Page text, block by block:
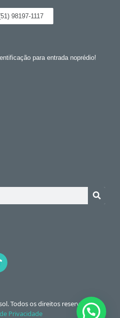
98197-1117
para entrada noprédio!
Todos os direitos reservados.
Privacidade